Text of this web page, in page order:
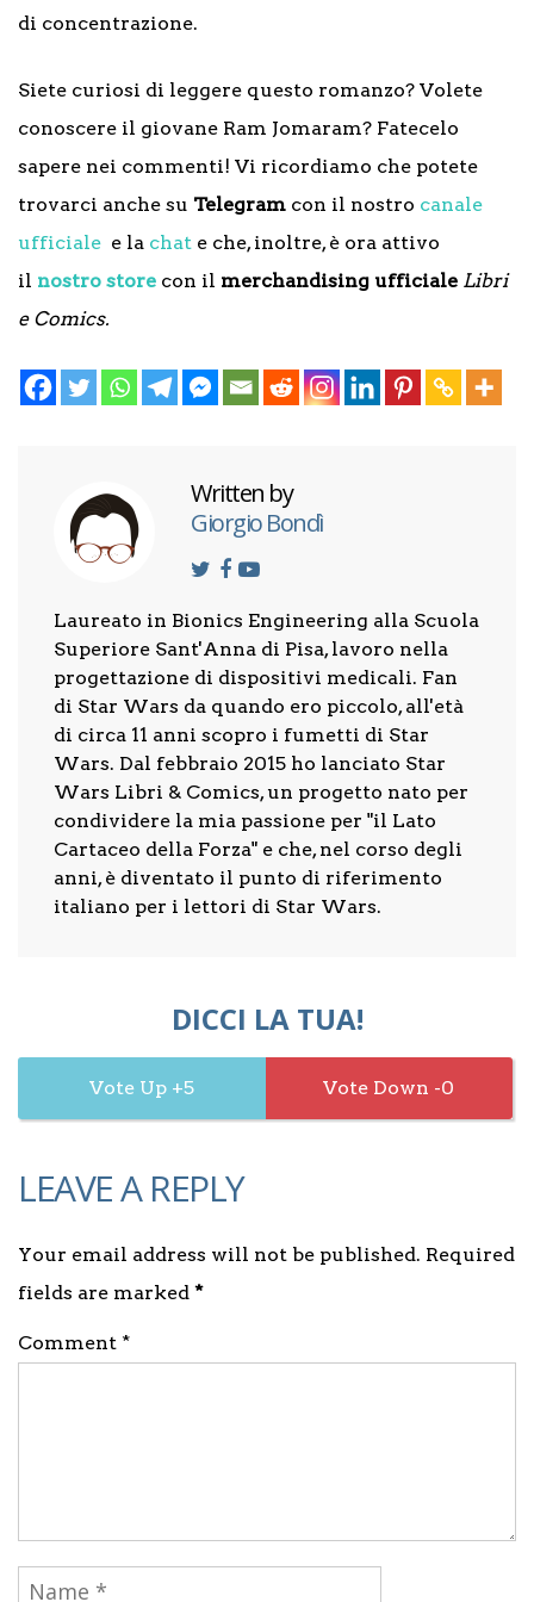
di concentrazione.
Siete curiosi di leggere questo romanzo? Volete
conoscere il giovane Ram Jomaram? Fatecelo
sapere nei commenti! Vi ricordiamo che potete
trovarci anche su Telegram con il nostro canale
ufficiale e la chat e che, inoltre, è ora attivo
il nostro store con il merchandising ufficiale Libri
e Comics.
Written by
Giorgio Bondì
Laureato in Bionics Engineering alla Scuola
Superiore Sant'Anna di Pisa, lavoro nella
progettazione di dispositivi medicali. Fan
di Star Wars da quando ero piccolo, all'età
di circa 11 anni scopro i fumetti di Star
Wars. Dal febbraio 2015 ho lanciato Star
Wars Libri & Comics, un progetto nato per
condividere la mia passione per "il Lato
Cartaceo della Forza" e che, nel corso degli
anni, è diventato il punto di riferimento
italiano per i lettori di Star Wars.
DICCI LA TUA!
5 0
LEAVE A REPLY
Your email address will not be published. Required
fields are marked *
Comment *